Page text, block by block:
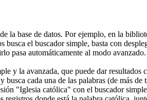
base de datos. Por ejemplo, en la
el buscador simple, basta con
pasa automáticamente al modo avanzado.
y la avanzada, que puede dar
cada una de las palabras (de más
"Iglesia católica" con el buscador